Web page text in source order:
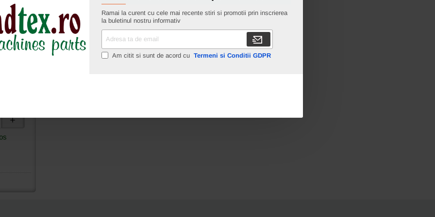
Ramai la curent cu cele mai recente stiri si promotii prin inscrierea
la buletinul nostru informativ
ta
de
email
Am citit si sunt de acord cu Termeni si Conditii GDPR